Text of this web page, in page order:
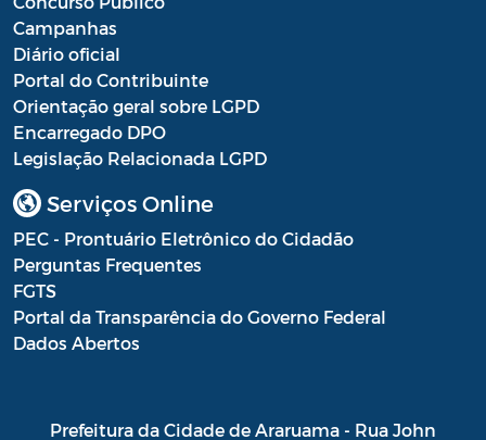
Processo Seletivo Secretaria de Educação
Programa Araruama Universitário
Pronunciamento do Dirigente
Recursos Transferidos ao Município para
o enfrentamento à COVID-19
PORTARIA SETUR
Relação dos Fiscais de Contrato
Resolução Sobre o Coronavírus COVID-19
Campanhas
Diário oficial
Portal do Contribuinte
Orientação geral sobre LGPD
Encarregado DPO
Legislação Relacionada LGPD
Serviços Online
PEC - Prontuário Eletrônico do Cidadão
Perguntas Frequentes
FGTS
Portal da Transparência do Governo Federal
Dados Abertos
Prefeitura da Cidade de Araruama - Rua John